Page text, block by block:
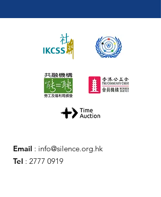
Email : info@silence.org.hk
Tel : 2777 0919